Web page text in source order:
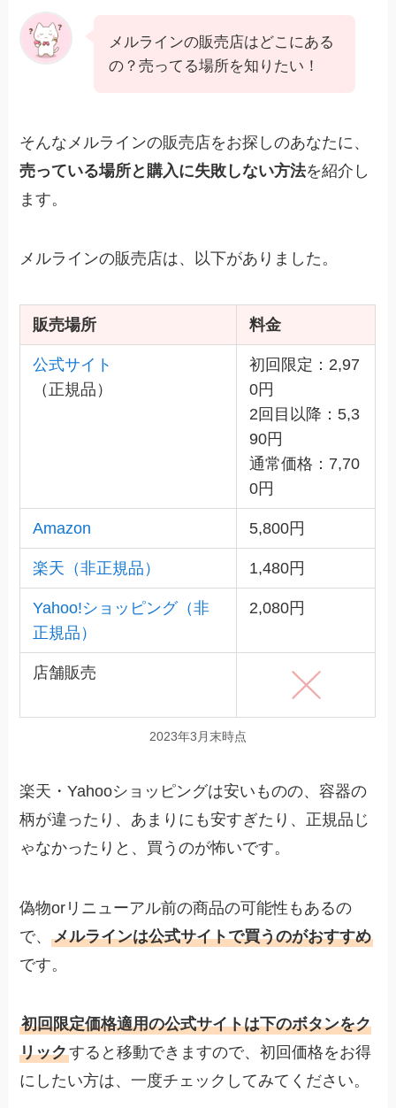
メルラインの販売店はどこにある
の？売ってる場所を知りたい！
そんなメルラインの販売店をお探しのあなたに、
売っている場所と購入に失敗しない方法を紹介し
ます。
メルラインの販売店は、以下がありました。
販売場所 料金
公式サイト
（正規品）
初回限定：2,97
0円
2回目以降：5,3
90円
通常価格：7,70
0円
Amazon 5,800円
楽天（非正規品） 1,480円
Yahoo!ショッピング（非
正規品）
2,080円
店舗販売
2023年3月末時点
楽天・Yahooショッピングは安いものの、容器の
柄が違ったり、あまりにも安すぎたり、正規品じ
ゃなかったりと、買うのが怖いです。
偽物orリニューアル前の商品の可能性もあるの
で、メルラインは公式サイトで買うのがおすすめ
です。
初回限定価格適用の公式サイトは下のボタンをク
リックすると移動できますので、初回価格をお得
にしたい方は、一度チェックしてみてください。